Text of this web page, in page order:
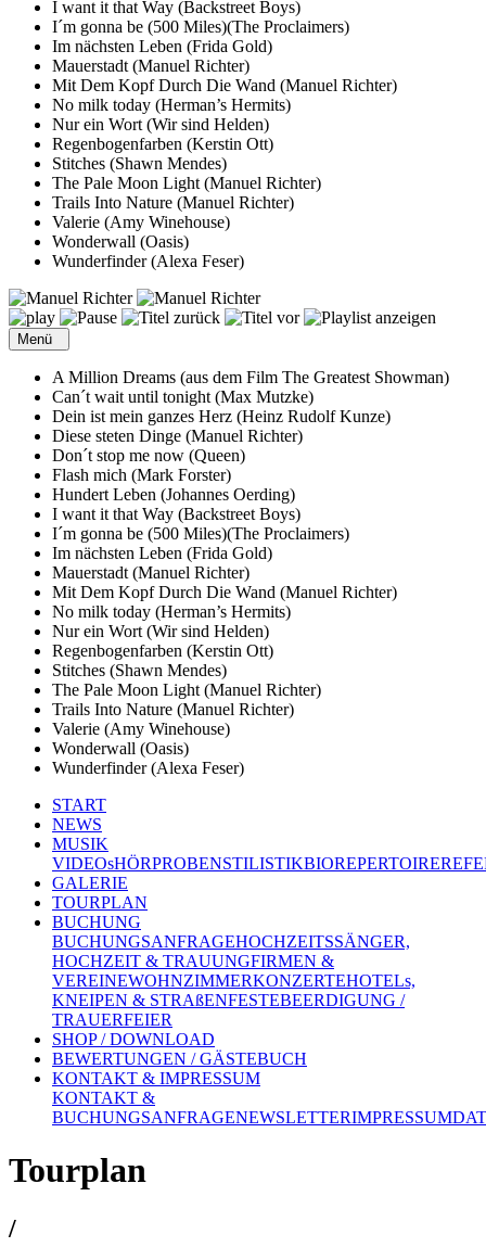
I want it that Way (Backstreet Boys)
I´m gonna be (500 Miles)(The Proclaimers)
Im nächsten Leben (Frida Gold)
Mauerstadt (Manuel Richter)
Mit Dem Kopf Durch Die Wand (Manuel Richter)
No milk today (Herman’s Hermits)
Nur ein Wort (Wir sind Helden)
Regenbogenfarben (Kerstin Ott)
Stitches (Shawn Mendes)
The Pale Moon Light (Manuel Richter)
Trails Into Nature (Manuel Richter)
Valerie (Amy Winehouse)
Wonderwall (Oasis)
Wunderfinder (Alexa Feser)
Menü
A Million Dreams (aus dem Film The Greatest Showman)
Can´t wait until tonight (Max Mutzke)
Dein ist mein ganzes Herz (Heinz Rudolf Kunze)
Diese steten Dinge (Manuel Richter)
Don´t stop me now (Queen)
Flash mich (Mark Forster)
Hundert Leben (Johannes Oerding)
I want it that Way (Backstreet Boys)
I´m gonna be (500 Miles)(The Proclaimers)
Im nächsten Leben (Frida Gold)
Mauerstadt (Manuel Richter)
Mit Dem Kopf Durch Die Wand (Manuel Richter)
No milk today (Herman’s Hermits)
Nur ein Wort (Wir sind Helden)
Regenbogenfarben (Kerstin Ott)
Stitches (Shawn Mendes)
The Pale Moon Light (Manuel Richter)
Trails Into Nature (Manuel Richter)
Valerie (Amy Winehouse)
Wonderwall (Oasis)
Wunderfinder (Alexa Feser)
START
NEWS
MUSIK
VIDEOsHÖRPROBENSTILISTIKBIOREPERTOIRE
GALERIE
TOURPLAN
BUCHUNG
BUCHUNGSANFRAGEHOCHZEITSSÄNGER,
HOCHZEIT & TRAUUNGFIRMEN &
VEREINEWOHNZIMMERKONZERTEHOTELs,
KNEIPEN & STRAßENFESTEBEERDIGUNG /
TRAUERFEIER
SHOP / DOWNLOAD
BEWERTUNGEN / GÄSTEBUCH
KONTAKT & IMPRESSUM
KONTAKT &
BUCHUNGSANFRAGENEWSLETTERIMPRESSUM
Tourplan
/